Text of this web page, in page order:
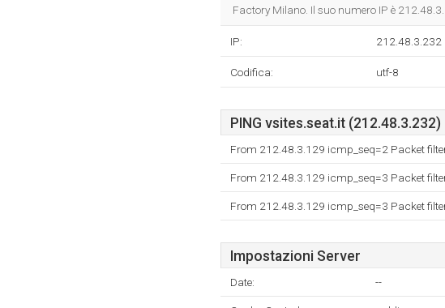
Factory Milano. Il suo numero IP è
IP: 212.48.3.232
Codifica: utf-8
PING vsites.seat.it
From 212.48.3.129 icmp_seq=2 Packet
From 212.48.3.129 icmp_seq=3 Packet
From 212.48.3.129 icmp_seq=3 Packet
Impostazioni Server
Date: --